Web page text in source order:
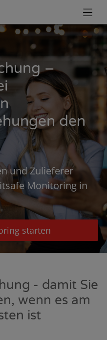
–
den
und Zulieferer
Monitoring in
starten
- damit Sie
wenn es am
ist